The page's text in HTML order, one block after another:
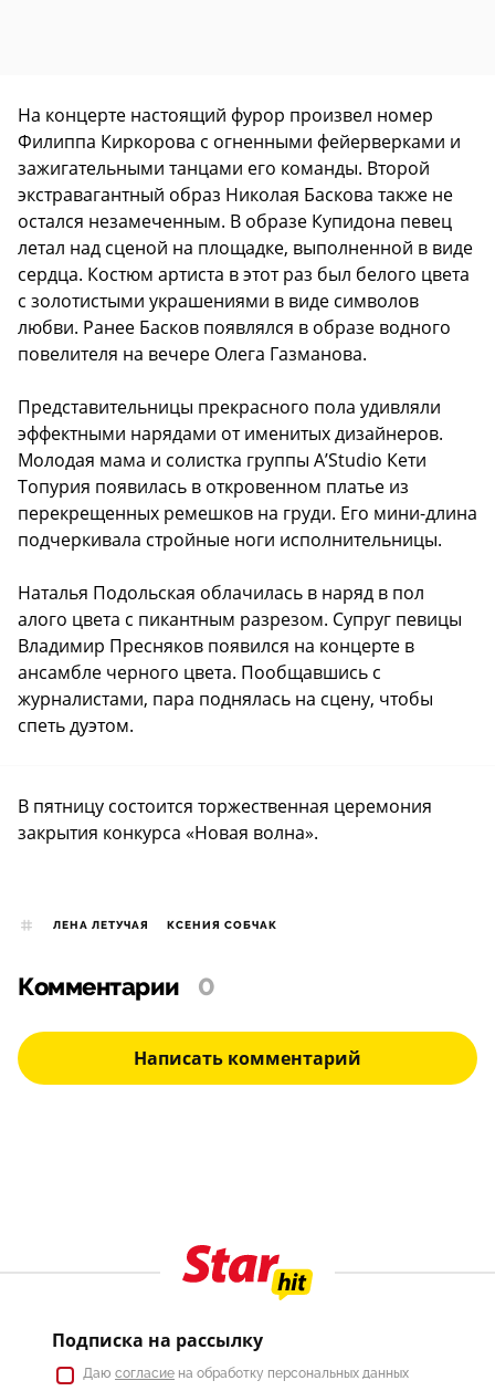
На концерте настоящий фурор произвел номер
Филиппа Киркорова с огненными фейерверками и
зажигательными танцами его команды. Второй
экстравагантный образ Николая Баскова также не
остался незамеченным. В образе Купидона певец
летал над сценой на площадке, выполненной в виде
сердца. Костюм артиста в этот раз был белого цвета
с золотистыми украшениями в виде символов
любви. Ранее Басков появлялся в образе водного
повелителя на вечере Олега Газманова.
Представительницы прекрасного пола удивляли
эффектными нарядами от именитых дизайнеров.
Молодая мама и солистка группы A’Studio Кети
Топурия появилась в откровенном платье из
перекрещенных ремешков на груди. Его мини-длина
подчеркивала стройные ноги исполнительницы.
Наталья Подольская облачилась в наряд в пол
алого цвета с пикантным разрезом. Супруг певицы
Владимир Пресняков появился на концерте в
ансамбле черного цвета. Пообщавшись с
журналистами, пара поднялась на сцену, чтобы
спеть дуэтом.
В пятницу состоится торжественная церемония
закрытия конкурса «Новая волна».
ЛЕНА ЛЕТУЧАЯ КСЕНИЯ СОБЧАК
Комментарии 0
Написать комментарий
Подписка на рассылку
Даю согласие на обработку персональных данных